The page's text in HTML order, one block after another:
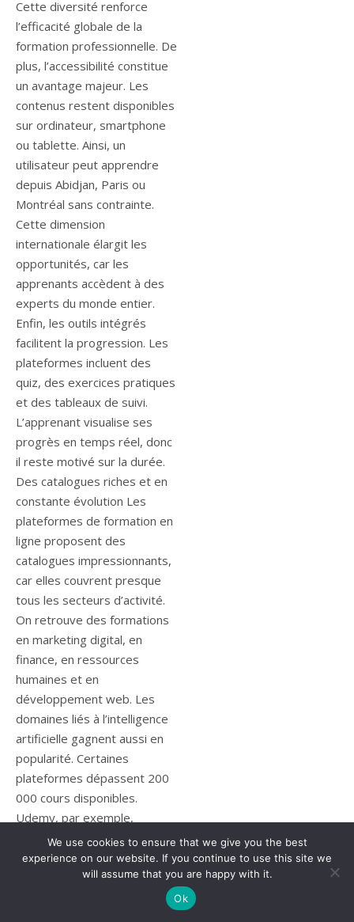
We use cookies to ensure that we give you the best
experience on our website. If you continue to use this site we
will assume that you are happy with it.
Ok